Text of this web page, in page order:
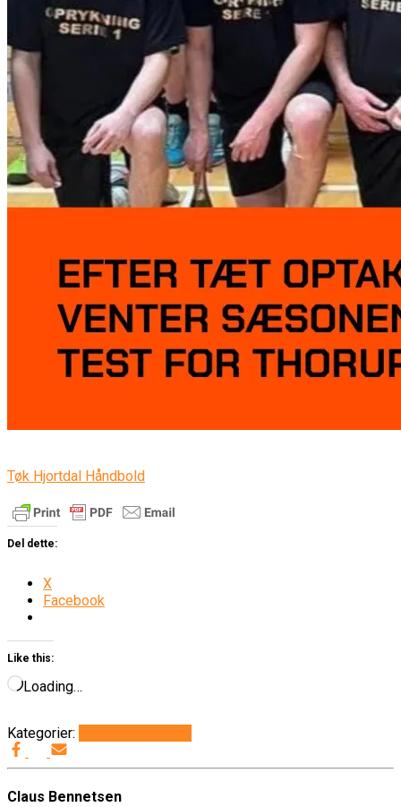
Tøk Hjortdal Håndbold
Del dette:
X
Facebook
Like this:
Loading…
Kategorier:
Claus Bennetsen